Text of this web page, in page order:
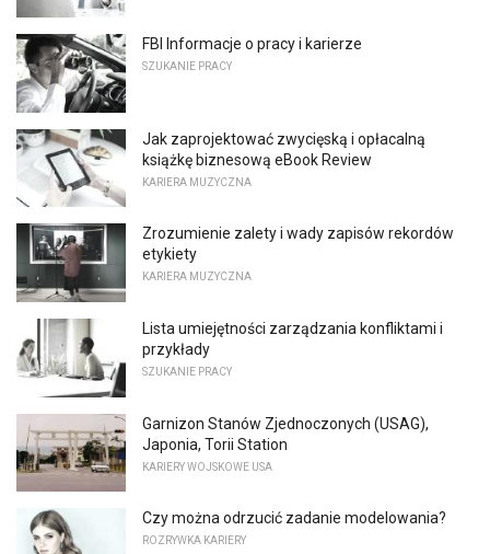
FBI Informacje o pracy i karierze
SZUKANIE PRACY
Jak zaprojektować zwycięską i opłacalną
książkę biznesową eBook Review
KARIERA MUZYCZNA
Zrozumienie zalety i wady zapisów rekordów
etykiety
KARIERA MUZYCZNA
Lista umiejętności zarządzania konfliktami i
przykłady
SZUKANIE PRACY
Garnizon Stanów Zjednoczonych (USAG),
Japonia, Torii Station
KARIERY WOJSKOWE USA
Czy można odrzucić zadanie modelowania?
ROZRYWKA KARIERY